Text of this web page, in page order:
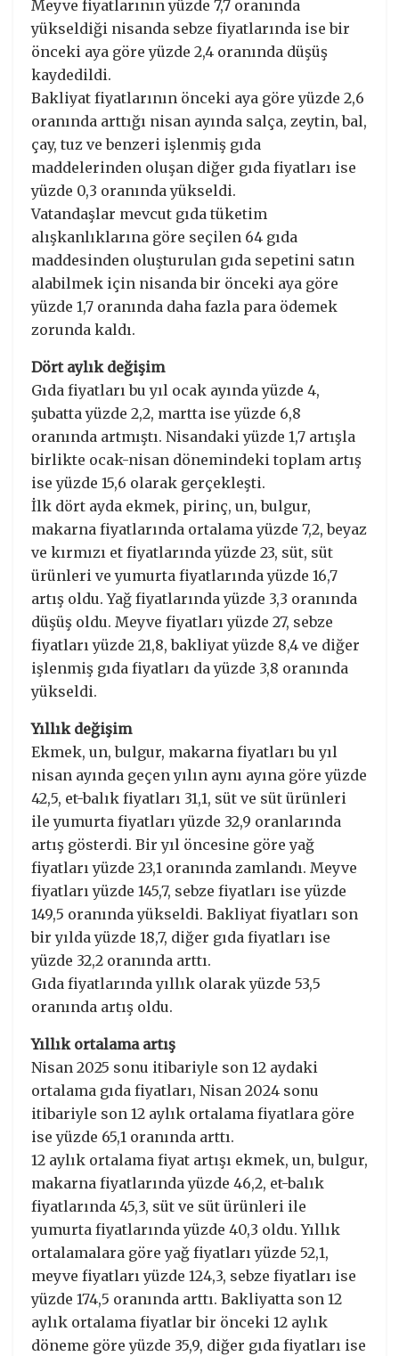
Meyve fiyatlarının yüzde 7,7 oranında
yükseldiği nisanda sebze fiyatlarında ise bir
önceki aya göre yüzde 2,4 oranında düşüş
kaydedildi.
Bakliyat fiyatlarının önceki aya göre yüzde 2,6
oranında arttığı nisan ayında salça, zeytin, bal,
çay, tuz ve benzeri işlenmiş gıda
maddelerinden oluşan diğer gıda fiyatları ise
yüzde 0,3 oranında yükseldi.
Vatandaşlar mevcut gıda tüketim
alışkanlıklarına göre seçilen 64 gıda
maddesinden oluşturulan gıda sepetini satın
alabilmek için nisanda bir önceki aya göre
yüzde 1,7 oranında daha fazla para ödemek
zorunda kaldı.
Dört aylık değişim
Gıda fiyatları bu yıl ocak ayında yüzde 4,
şubatta yüzde 2,2, martta ise yüzde 6,8
oranında artmıştı. Nisandaki yüzde 1,7 artışla
birlikte ocak-nisan dönemindeki toplam artış
ise yüzde 15,6 olarak gerçekleşti.
İlk dört ayda ekmek, pirinç, un, bulgur,
makarna fiyatlarında ortalama yüzde 7,2, beyaz
ve kırmızı et fiyatlarında yüzde 23, süt, süt
ürünleri ve yumurta fiyatlarında yüzde 16,7
artış oldu. Yağ fiyatlarında yüzde 3,3 oranında
düşüş oldu. Meyve fiyatları yüzde 27, sebze
fiyatları yüzde 21,8, bakliyat yüzde 8,4 ve diğer
işlenmiş gıda fiyatları da yüzde 3,8 oranında
yükseldi.
Yıllık değişim
Ekmek, un, bulgur, makarna fiyatları bu yıl
nisan ayında geçen yılın aynı ayına göre yüzde
42,5, et-balık fiyatları 31,1, süt ve süt ürünleri
ile yumurta fiyatları yüzde 32,9 oranlarında
artış gösterdi. Bir yıl öncesine göre yağ
fiyatları yüzde 23,1 oranında zamlandı. Meyve
fiyatları yüzde 145,7, sebze fiyatları ise yüzde
149,5 oranında yükseldi. Bakliyat fiyatları son
bir yılda yüzde 18,7, diğer gıda fiyatları ise
yüzde 32,2 oranında arttı.
Gıda fiyatlarında yıllık olarak yüzde 53,5
oranında artış oldu.
Yıllık ortalama artış
Nisan 2025 sonu itibariyle son 12 aydaki
ortalama gıda fiyatları, Nisan 2024 sonu
itibariyle son 12 aylık ortalama fiyatlara göre
ise yüzde 65,1 oranında arttı.
12 aylık ortalama fiyat artışı ekmek, un, bulgur,
makarna fiyatlarında yüzde 46,2, et-balık
fiyatlarında 45,3, süt ve süt ürünleri ile
yumurta fiyatlarında yüzde 40,3 oldu. Yıllık
ortalamalara göre yağ fiyatları yüzde 52,1,
meyve fiyatları yüzde 124,3, sebze fiyatları ise
yüzde 174,5 oranında arttı. Bakliyatta son 12
aylık ortalama fiyatlar bir önceki 12 aylık
döneme göre yüzde 35,9, diğer gıda fiyatları ise